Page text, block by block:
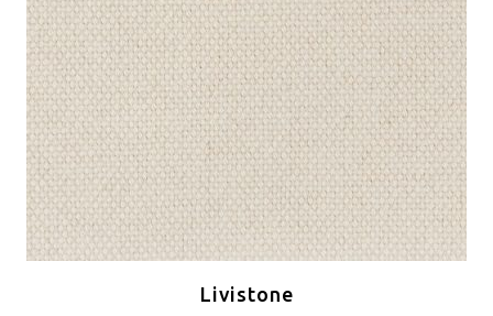
Livistone